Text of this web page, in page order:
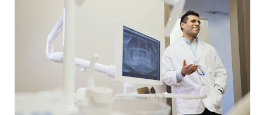
PARA PROFESIONALES
CUPONES
DÓNDE COMPRAR